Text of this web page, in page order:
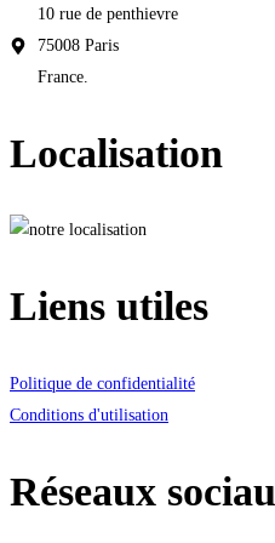
10 rue de penthievre
75008 Paris
France.
Localisation
Liens utiles
Politique de confidentialité
Conditions d'utilisation
Réseaux